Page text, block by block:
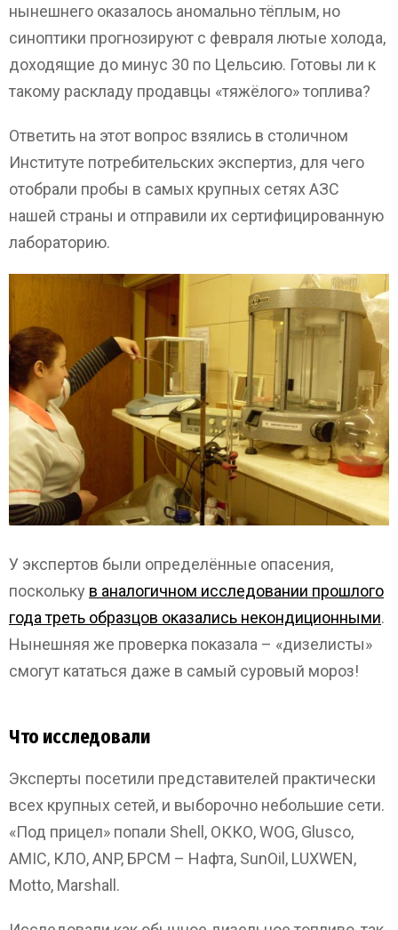
нынешнего оказалось аномально тёплым, но
синоптики прогнозируют с февраля лютые холода,
доходящие до минус 30 по Цельсию. Готовы ли к
такому раскладу продавцы «тяжёлого» топлива?
Ответить на этот вопрос взялись в столичном
Институте потребительских экспертиз, для чего
отобрали пробы в самых крупных сетях АЗС
нашей страны и отправили их сертифицированную
лабораторию.
У экспертов были определённые опасения,
поскольку в аналогичном исследовании прошлого
года треть образцов оказались некондиционными.
Нынешняя же проверка показала – «дизелисты»
смогут кататься даже в самый суровый мороз!
Что исследовали
Эксперты посетили представителей практически
всех крупных сетей, и выборочно небольшие сети.
«Под прицел» попали Shell, ОККО, WOG, Glusco,
AMIC, КЛО, ANP, БРСМ – Нафта, SunOil, LUXWEN,
Motto, Marshall.